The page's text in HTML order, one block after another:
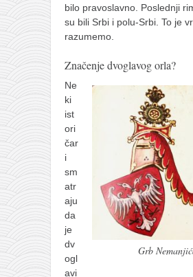
bilo pravoslavno. Poslednji
su bili Srbi i polu-Srbi. To je
razumemo.
Značenje dvoglavog orla?
Grb
Ne
ki
ist
ori
čar
i
sm
atr
aju
da
je
dv
ogl
avi